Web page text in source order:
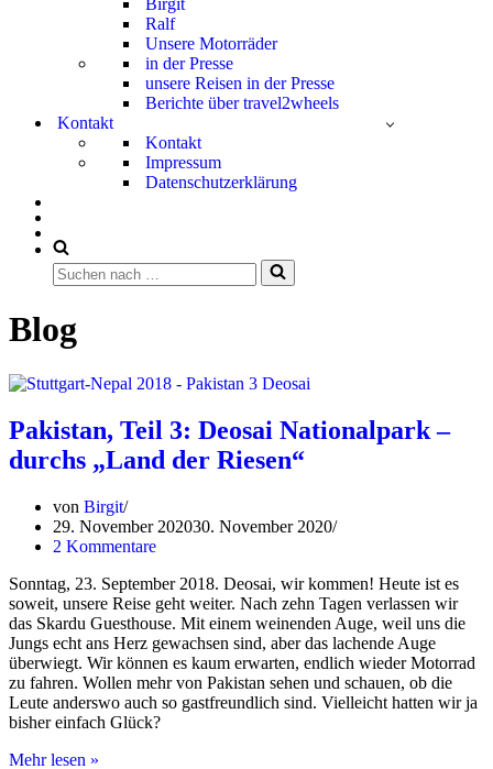
Birgit
Ralf
Unsere Motorräder
in der Presse
unsere Reisen in der Presse
Berichte über travel2wheels
Kontakt
Kontakt
Impressum
Datenschutzerklärung
Suchen
nach …
Blog
Pakistan, Teil 3: Deosai Nationalpark –
durchs „Land der Riesen“
von Birgit
29. November 202030. November 2020
2 Kommentare
Sonntag, 23. September 2018. Deosai, wir kommen! Heute ist es
soweit, unsere Reise geht weiter. Nach zehn Tagen verlassen wir
das Skardu Guesthouse. Mit einem weinenden Auge, weil uns die
Jungs echt ans Herz gewachsen sind, aber das lachende Auge
überwiegt. Wir können es kaum erwarten, endlich wieder Motorrad
zu fahren. Wollen mehr von Pakistan sehen und schauen, ob die
Leute anderswo auch so gastfreundlich sind. Vielleicht hatten wir ja
bisher einfach Glück?
Mehr lesen »